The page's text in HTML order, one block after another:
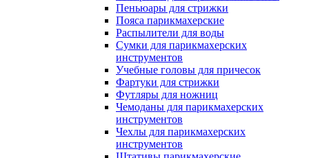
Пеньюары для стрижки
Пояса парикмахерские
Распылители для воды
Сумки для парикмахерских
инструментов
Учебные головы для причесок
Фартуки для стрижки
Футляры для ножниц
Чемоданы для парикмахерских
инструментов
Чехлы для парикмахерских
инструментов